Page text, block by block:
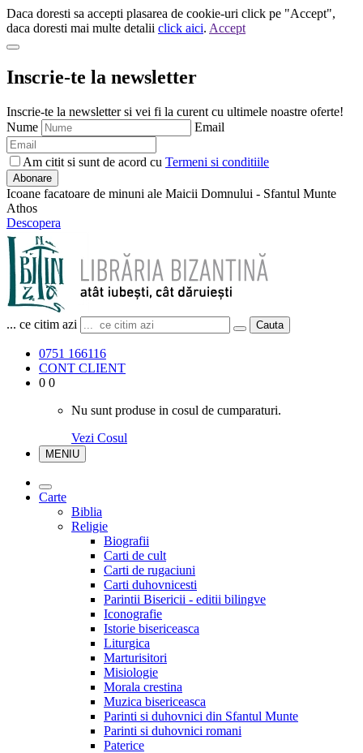
Daca doresti sa accepti plasarea de cookie-uri click pe "Accept",
daca doresti mai multe detalii click aici. Accept
Inscrie-te la newsletter
Inscrie-te la newsletter si vei fi la curent cu ultimele noastre oferte!
Nume
Email
Am citit si sunt de acord cu Termeni si conditiile
Abonare
Icoane facatoare de minuni ale Maicii Domnului - Sfantul Munte
Athos
Descopera
... ce citim azi Cauta
0751 166116
CONT CLIENT
0 0
Nu sunt produse in cosul de cumparaturi.
Vezi Cosul
MENIU
Carte
Biblia
Religie
Biografii
Carti de cult
Carti de rugaciuni
Carti duhovnicesti
Parintii Bisericii - editii bilingve
Iconografie
Istorie bisericeasca
Liturgica
Marturisitori
Misiologie
Morala crestina
Muzica bisericeasca
Parinti si duhovnici din Sfantul Munte
Parinti si duhovnici romani
Paterice